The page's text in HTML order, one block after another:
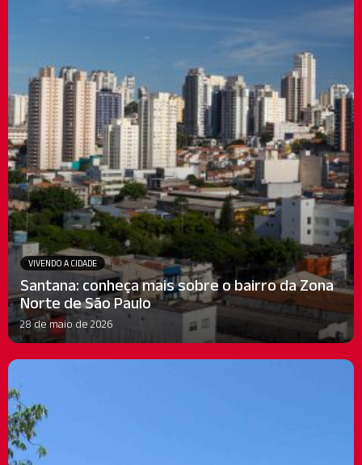
VIVENDO A CIDADE
Santana: conheça mais sobre o bairro da Zona
Norte de São Paulo
28 de maio de 2026